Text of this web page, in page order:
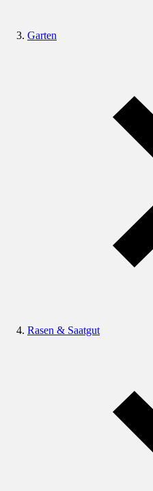
Garten
Rasen & Saatgut